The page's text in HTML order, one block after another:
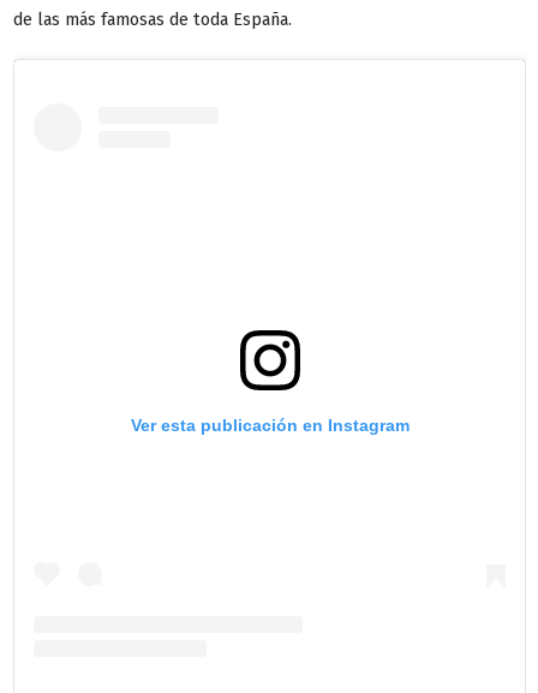
de las más famosas de toda España.
Ver esta publicación en Instagram